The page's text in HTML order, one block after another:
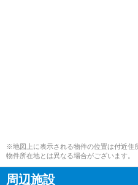
※地図上に表示される物件の位置は付近住
物件所在地とは異なる場合がございます。
周辺施設